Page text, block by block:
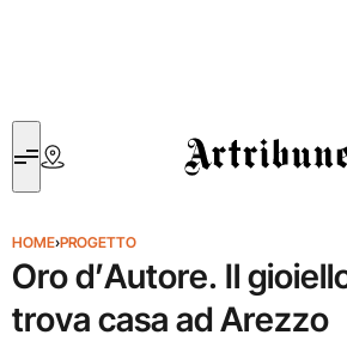
Artribune
HOME›PROGETTO
Oro d’Autore. Il
trova casa ad Arezzo